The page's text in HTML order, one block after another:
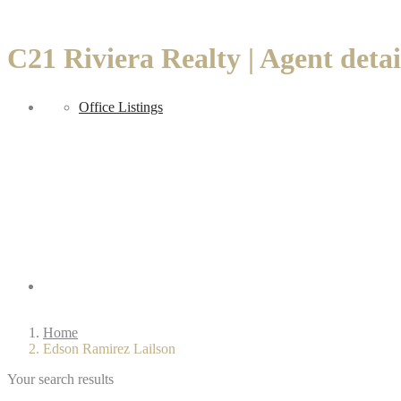
Office Listings
Sell
C21 Riviera Realty | Agent
Home
Edson Ramirez Lailson
Your search results